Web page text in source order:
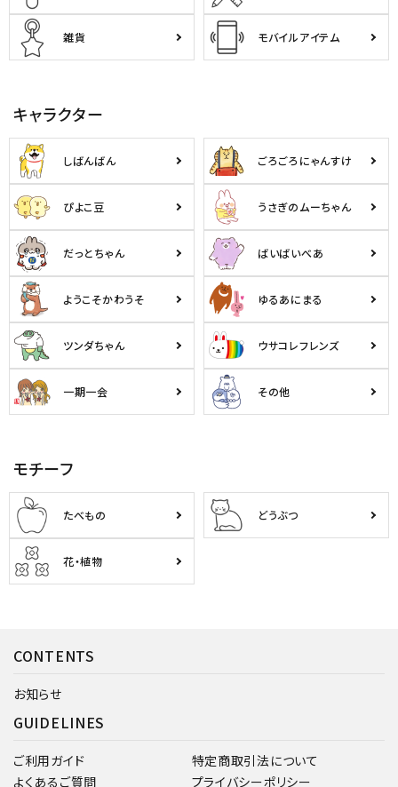
雑貨 モバイルアイテム
キャラクター
しばんばん ごろごろにゃんすけ
ぴよこ豆 うさぎのムーちゃん
だっとちゃん ばいばいべあ
ようこそかわうそ ゆるあにまる
ツンダちゃん ウサコレフレンズ
一期一会 その他
モチーフ
たべもの どうぶつ
花・植物
CONTENTS
お知らせ
GUIDELINES
ご利用ガイド
よくあるご質問
特定商取引法について
プライバシーポリシー